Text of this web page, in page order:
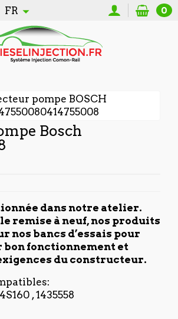
FR 0
Bosch
dans notre atelier.
remise à neuf, nos produits
nos bancs d’essais pour
fonctionnement et
du constructeur.
, 1435558